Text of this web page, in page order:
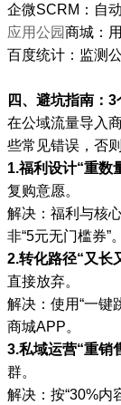
企微SCRM：自
应用公园商城：
百度统计：监测
四、避坑指南：
在公域流量导入
些常见错误，否
1.福利设计“重数
复购意愿。
解决：福利与核
非“5元无门槛券”。
2.转化路径“又长
直接放弃。
解决：使用“一键
商城APP。
3.私域运营“重销
群。
解决：按“30%内